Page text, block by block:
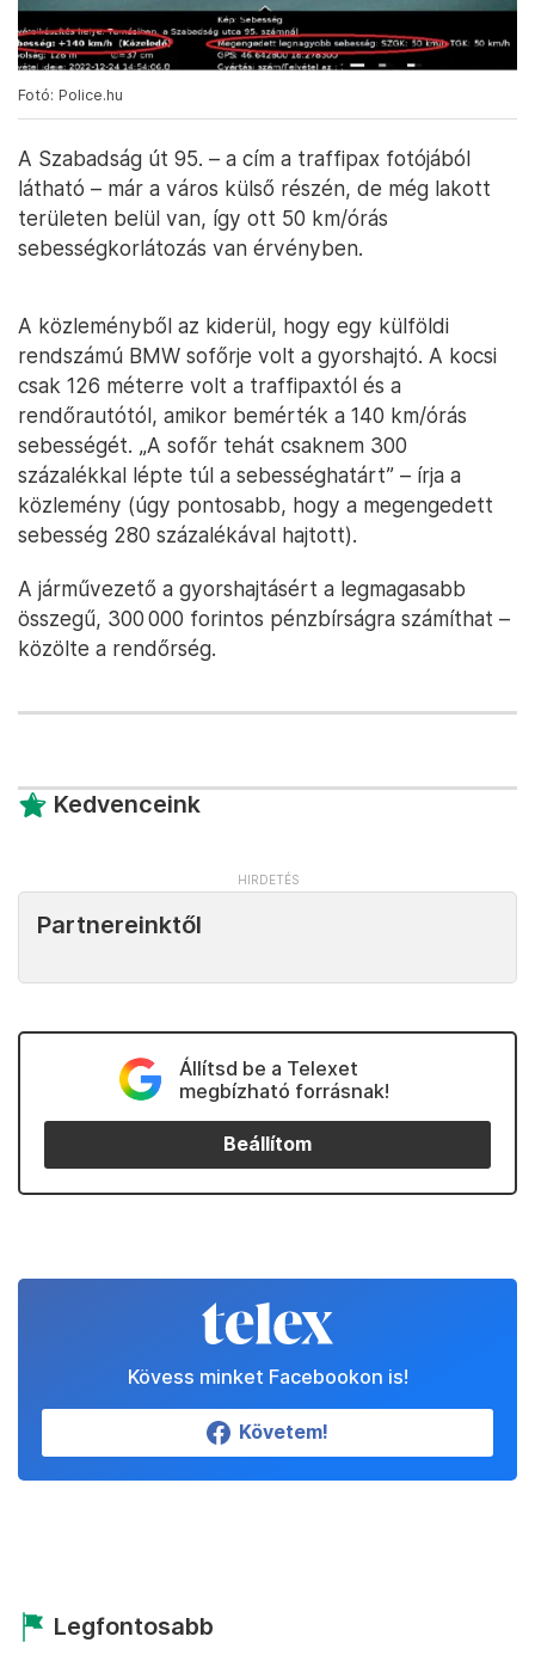
Fotó: Police.hu
A Szabadság út 95. – a cím a traffipax fotójából
látható – már a város külső részén, de még lakott
területen belül van, így ott 50 km/órás
sebességkorlátozás van érvényben.
A közleményből az kiderül, hogy egy külföldi
rendszámú BMW sofőrje volt a gyorshajtó. A kocsi
csak 126 méterre volt a traffipaxtól és a
rendőrautótól, amikor bemérték a 140 km/órás
sebességét. „A sofőr tehát csaknem 300
százalékkal lépte túl a sebességhatárt” – írja a
közlemény (úgy pontosabb, hogy a megengedett
sebesség 280 százalékával hajtott).
A járművezető a gyorshajtásért a legmagasabb
összegű, 300 000 forintos pénzbírságra számíthat –
közölte a rendőrség.
Kedvenceink
Partnereinktől
Állítsd be a Telexet
megbízható forrásnak!
Beállítom
Kövess minket Facebookon is!
Követem!
Legfontosabb